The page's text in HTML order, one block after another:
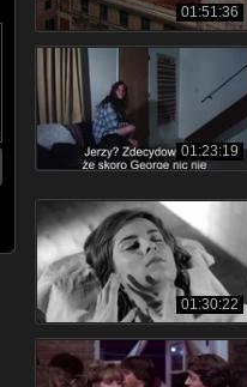
01:51:36
01:23:19
01:30:22